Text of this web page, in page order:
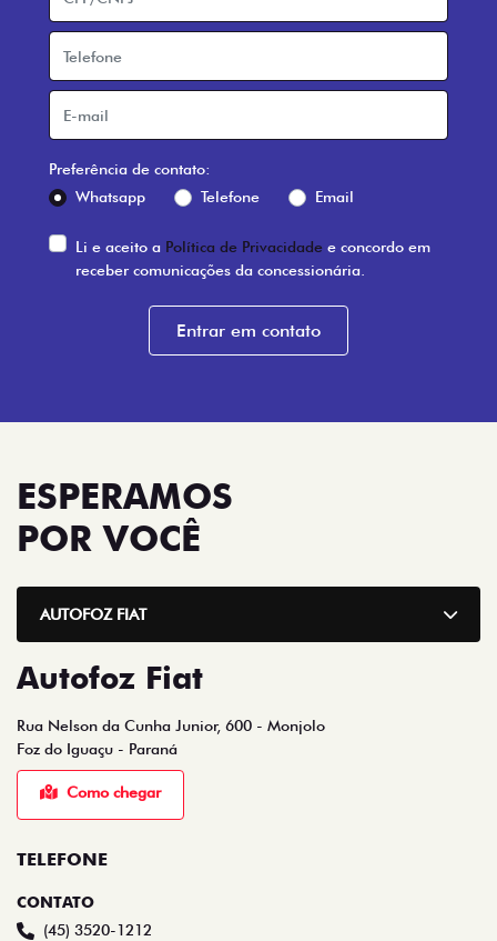
Preferência de contato:
Whatsapp
Telefone Email
Li e aceito a Política de Privacidade e concordo em
receber comunicações da concessionária.
Entrar em contato
ESPERAMOS
POR VOCÊ
AUTOFOZ FIAT
Autofoz Fiat
Rua Nelson da Cunha Junior, 600 - Monjolo
Foz do Iguaçu - Paraná
Como chegar
TELEFONE
CONTATO
(45) 3520-1212